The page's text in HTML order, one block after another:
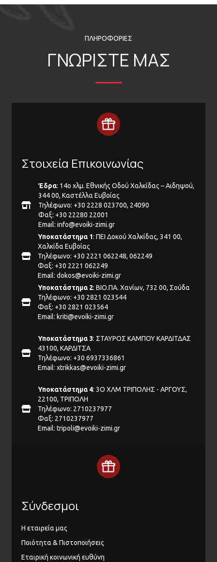
ΠΛΗΡΟΦΟΡΙΕΣ
ΓΝΩΡΙΣΤΕ ΜΑΣ
Στοιχεία Επικοινωνίας
Έδρα: 14ο χλμ. Εθνικής Οδού Χαλκίδας – Αιδηψού,
344 00, Καστέλλα Ευβοίας
Τηλέφωνο: +30 2228 023700, 24090
Φαξ: +30 22280 22001
Email: info@evoiki-zimi.gr
Υποκατάστημα 1: ΠΕΙ Δοκού Χαλκίδας, 341 00,
Χαλκίδα Ευβοίας
Τηλέφωνο: +30 2221 062248, 062249
Φαξ: +30 2221 062249
Email: dokos@evoiki-zimi.gr
Υποκατάστημα 2: ΒΙΟ.ΠΑ. Χανίων, 732 00, Σούδα
Τηλέφωνο: +30 2821 023544
Φαξ: +30 2821 023564
Email: kriti@evoiki-zimi.gr
Υποκατάστημα 3: ΣΤΑΥΡΟΣ ΚΑΜΠΟΥ ΚΑΡΔΙΤΔΑΣ
43100, ΚΑΡΔΙΤΣΑ
Τηλέφωνο: +30 6937336861
Email: xtrikkas@evoiki-zimi.gr
Υποκατάστημα 4: 3Ο ΧΛΜ ΤΡΙΠΟΛΗΣ - ΑΡΓΟΥΣ,
22100, ΤΡΙΠΟΛΗ
Τηλέφωνο: 2710237977
Φαξ: 2710237977
Email: tripoli@evoiki-zimi.gr
Σύνδεσμοι
Η εταιρεία μας
Ποιότητα & Πιστοποιήσεις
Εταιρική κοινωνική ευθύνη